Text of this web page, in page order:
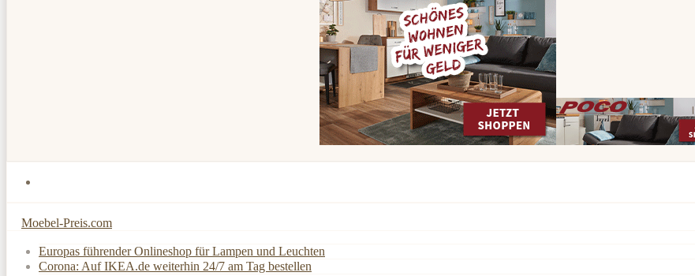
Moebel-Preis.com
Europas führender Onlineshop für Lampen und Leuchten
Corona: Auf IKEA.de weiterhin 24/7 am Tag bestellen